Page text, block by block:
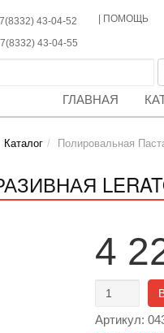
43-04-52
43-04-55
ПОМОЩЬ
ГЛАВНАЯ
Каталог Полировальная
4
Артикул: